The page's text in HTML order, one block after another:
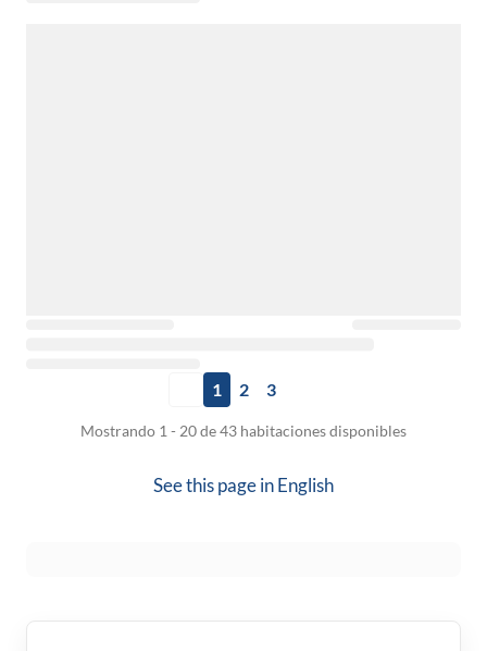
1 2 3
Mostrando 1 - 20 de 43 habitaciones disponibles
See this page inEnglish